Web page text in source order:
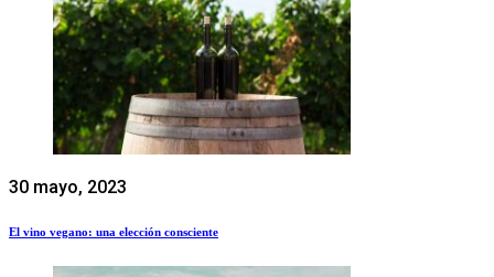
30 mayo, 2023
El vino vegano: una elección consciente